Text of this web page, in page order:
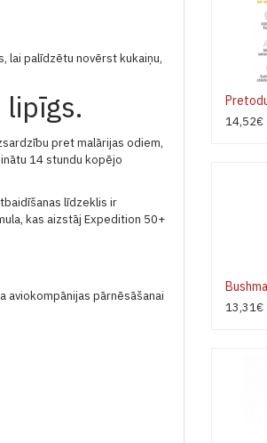
lai palīdzētu novērst kukaiņu,
lipīgs.
pret malārijas odiem,
14 stundu kopējo
līdzeklis ir
kas aizstāj Expedition 50+
pārnēsāšanai
14,52€
13,31€